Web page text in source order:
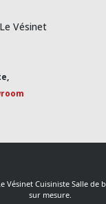
Vésinet
Vésinet Cuisiniste Salle de
sur mesure.